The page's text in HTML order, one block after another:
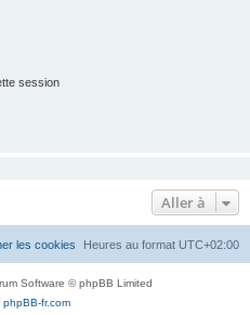
session
Aller à
Heures au format UTC+02:00
les cookies
Software © phpBB Limited
phpBB-fr.com